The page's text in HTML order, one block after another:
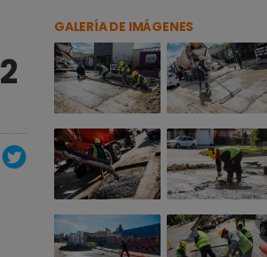
GALERÍA DE IMÁGENES